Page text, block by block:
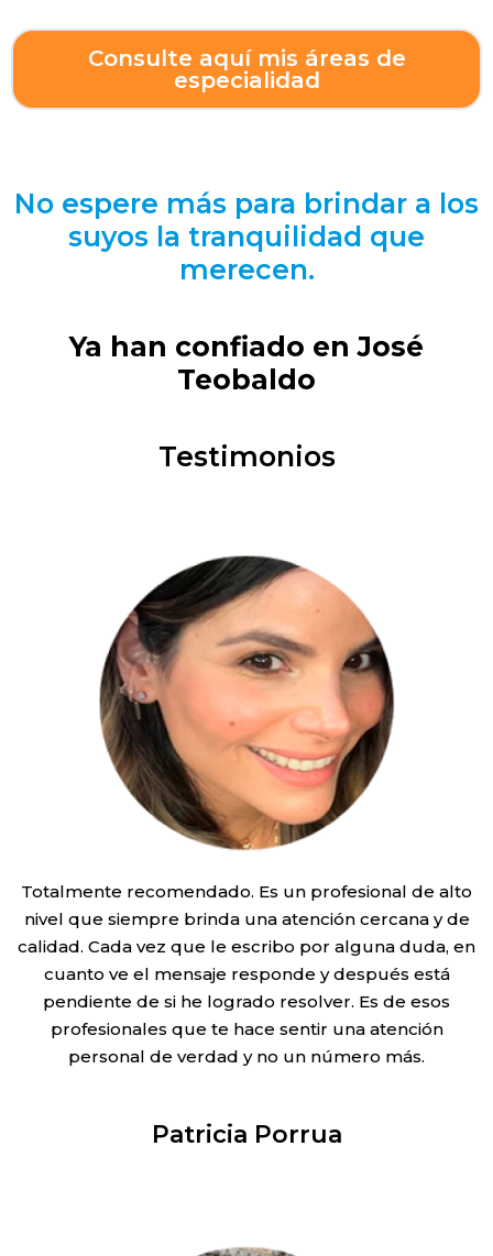
Consulte aquí mis áreas de
especialidad
No espere más para brindar a los
suyos la tranquilidad que
merecen.
Ya han confiado en José
Teobaldo
Testimonios
Totalmente recomendado. Es un profesional de alto
nivel que siempre brinda una atención cercana y de
calidad. Cada vez que le escribo por alguna duda, en
cuanto ve el mensaje responde y después está
pendiente de si he logrado resolver. Es de esos
profesionales que te hace sentir una atención
personal de verdad y no un número más.
Patricia Porrua